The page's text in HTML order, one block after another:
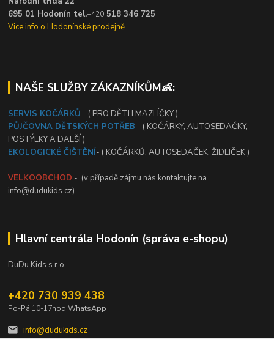
695 01 Hodonín tel.+420 518 346 725
Vice info o Hodonínské prodejně
NAŠE SLUŽBY ZÁKAZNÍKŮM👶:
SERVIS KOČÁRKŮ - ( PRO DĚTI I MAZLÍČKY )
PŮJČOVNA DĚTSKÝCH POTŘEB - ( KOČÁRKY, AUTOSEDAČKY,
POSTÝLKY A DALŠÍ )
EKOLOGICKÉ ČIŠTĚNÍ- ( KOČÁRKŮ, AUTOSEDAČEK, ŽIDLIČEK )
VELKOOBCHOD - (v případě zájmu nás kontaktujte na
info@dudukids.cz)
Hlavní centrála Hodonín (správa e-shopu)
DuDu Kids s.r.o.
+420 730 939 438
Po-Pá 10-17hod WhatsApp
info@dudukids.cz